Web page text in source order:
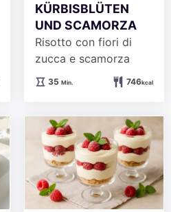
KÜRBISBLÜTEN
UND SCAMORZA
Risotto con fiori di
zucca e scamorza
35Minuten
Min. 746kcal